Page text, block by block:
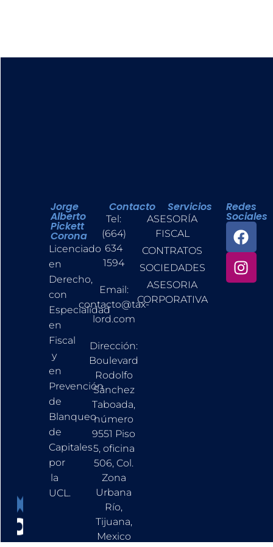
Jorge
Alberto
Pickett
Corona
Licenciado
en
Derecho,
con
Especialidad
en
Fiscal
y
en
Prevención
de
Blanqueo
de
Capitales
por
la
UCL.
Contacto
Tel:
(664)
634
1594
Email:
contacto@tax-
lord.com
Dirección:
Boulevard
Rodolfo
Sánchez
Taboada,
número
9551 Piso
5, oficina
506, Col.
Zona
Urbana
Río,
Tijuana,
Mexico
Servicios
ASESORÍA
FISCAL
CONTRATOS
SOCIEDADES
ASESORIA
CORPORATIVA
Redes
Sociales